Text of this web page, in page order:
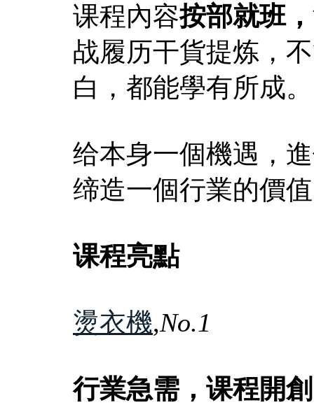
课程內容按部就班
战履历干貨提炼，
白，都能學有所成。
给本身一個機遇，
缔造一個行業的價
课程亮點
燙衣機,No.1
行業急需，课程開創